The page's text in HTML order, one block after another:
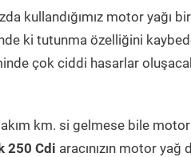
kullandığımız motor
ki tutunma özelliğini
çok ciddi hasarlar
km. si gelmese bile
250 Cdi aracınızın motor yağ